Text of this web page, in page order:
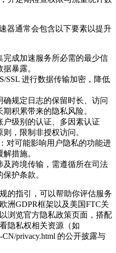
器通常会包含以下要素以提升
完成加速服务所必需的最少信
暴露。
SSL 进行数据传输加密，降低
确规定日志的保留时长、访问
积累带来的隐私风险。
级别的认证、多因素认证
则，限制非授权访问。
对可能影响用户隐私的功能进
措施。
及跨境传输，需遵循所在司法
护条款。
的指引，可以帮助你评估服务
洲GDPR框架以及美国FTC关
浏览官方隐私政策页面，搭配
隐私权相关资源（如
CN/privacy.html 的公开披露与